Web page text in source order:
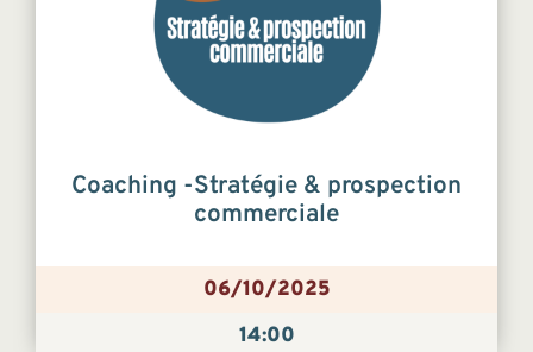
Coaching -Stratégie & prospection
commerciale
06/10/2025
14:00